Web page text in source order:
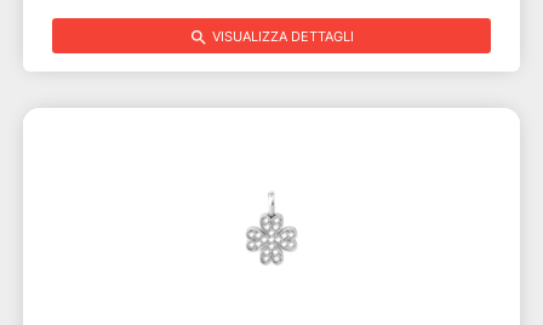
search VISUALIZZA DETTAGLI